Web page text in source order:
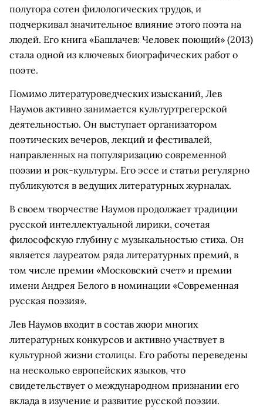
полутора сотен филологических трудов, и
подчеркивал значительное влияние этого поэта на
людей. Его книга «Башлачев: Человек поющий» (2013)
стала одной из ключевых биографических работ о
поэте.
Помимо литературоведческих изысканий, Лев
Наумов активно занимается культуртрегерской
деятельностью. Он выступает организатором
поэтических вечеров, лекций и фестивалей,
направленных на популяризацию современной
поэзии и рок-культуры. Его эссе и статьи регулярно
публикуются в ведущих литературных журналах.
В своем творчестве Наумов продолжает традиции
русской интеллектуальной лирики, сочетая
философскую глубину с музыкальностью стиха. Он
является лауреатом ряда литературных премий, в
том числе премии «Московский счет» и премии
имени Андрея Белого в номинации «Современная
русская поэзия».
Лев Наумов входит в состав жюри многих
литературных конкурсов и активно участвует в
культурной жизни столицы. Его работы переведены
на несколько европейских языков, что
свидетельствует о международном признании его
вклада в изучение и развитие русской поэзии.